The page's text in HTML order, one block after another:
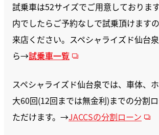
試乗車は52サイズでご用意しておりま
内でしたらご予約なしで試乗頂けます
来店ください。スペシャライズド仙台
ら→試乗車一覧
スペシャライズド仙台泉では、車体、
大60回(12回までは無金利)までの分割
ただけます。→JACCSの分割ローン